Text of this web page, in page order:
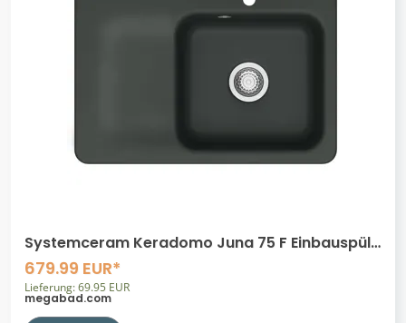
Systemceram Keradomo Juna 75 F Einbauspüle
rechts für flächenbündigen Einbau mit
Excenterbetätigung
679.99 EUR*
Lieferung: 69.95 EUR
megabad.com